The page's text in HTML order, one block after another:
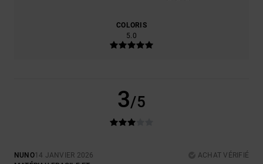
COLORIS
5.0
3/5
NUNO14 JANVIER 2026
ACHAT VÉRIFIÉ